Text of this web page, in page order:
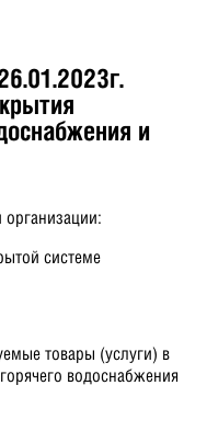
и
системе
товары (услуги) в
водоснабжения